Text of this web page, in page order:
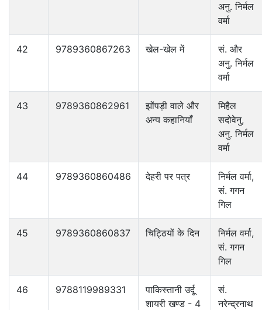
अनु. निर्मल
वर्मा
42 9789360867263 खेल-खेल में
सं. और
अनु. निर्मल
वर्मा
43 9789360862961
झोंपड़ी वाले और
अन्य कहानियाँ
मिहैल
सदोवेनु,
अनु. निर्मल
वर्मा
44 9789360860486 देहरी पर पत्र
निर्मल वर्मा,
सं. गगन
गिल
45 9789360860837 चिट्ठियों के दिन
निर्मल वर्मा,
सं. गगन
गिल
46 9788119989331
पाकिस्तानी उर्दू
शायरी खण्ड - 4
सं.
नरेन्द्रनाथ